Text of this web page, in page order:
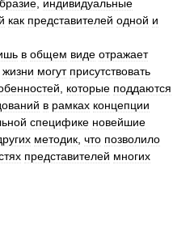
индивидуальные
как представителей одной и
в общем виде отражает
жизни могут присутствовать
которые поддаются
в рамках концепции
специфике новейшие
методик что позволило
представителей многих